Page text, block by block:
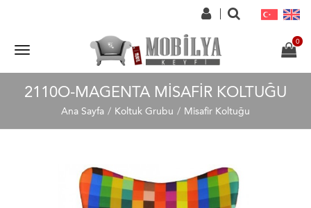
2110O-MAGENTA MISAFIR KOLTUĞU
Ana Sayfa Koltuk Grubu Misafir Koltuğu